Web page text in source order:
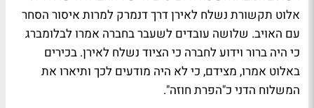
אלוט תקשורת נשלח לאירן דרך דנמרק למרות איסור הסחר
עם האויב. שלושה עובדים לשעבר בחברה אמרו לבלומברג
כי היה ברור וידוע לחברה כי הציוד נשלח לאירן. בכירים
באלוט אמרו, מצידם, כי לא היה מודעים לכך ותיארו את
המשלוח הדני כ"הפרת חוזה".